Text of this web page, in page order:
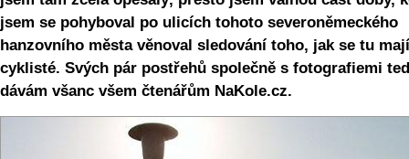
jsem se pohyboval po ulicích tohoto severoněmeckého
hanzovního města věnoval sledování toho, jak se tu mají
cyklisté. Svých pár postřehů společně s fotografiemi
dávám všanc všem čtenářům NaKole.cz.